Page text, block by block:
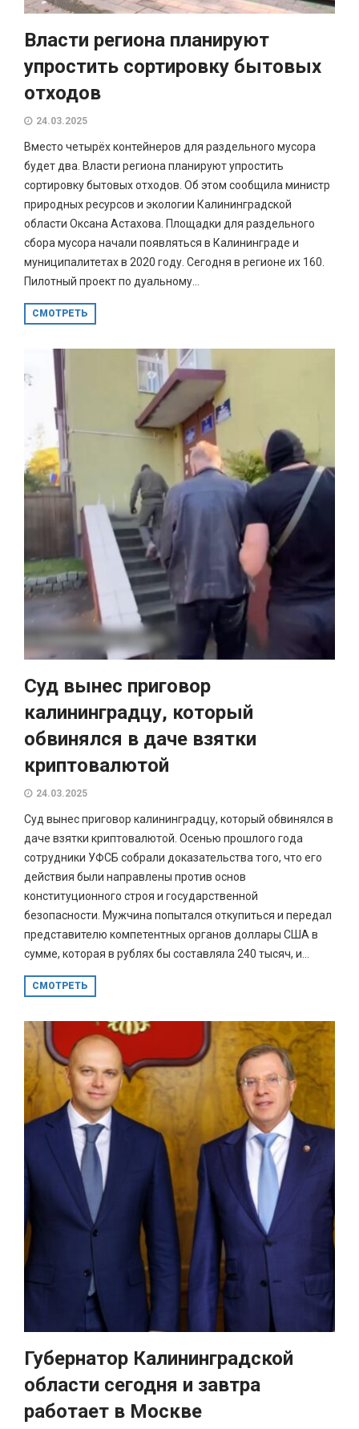
Власти региона планируют
упростить сортировку бытовых
отходов
24.03.2025
Вместо четырёх контейнеров для раздельного мусора
будет два. Власти региона планируют упростить
сортировку бытовых отходов. Об этом сообщила министр
природных ресурсов и экологии Калининградской
области Оксана Астахова. Площадки для раздельного
сбора мусора начали появляться в Калининграде и
муниципалитетах в 2020 году. Сегодня в регионе их 160.
Пилотный проект по дуальному...
СМОТРЕТЬ
Суд вынес приговор
калининградцу, который
обвинялся в даче взятки
криптовалютой
24.03.2025
Суд вынес приговор калининградцу, который обвинялся в
даче взятки криптовалютой. Осенью прошлого года
сотрудники УФСБ собрали доказательства того, что его
действия были направлены против основ
конституционного строя и государственной
безопасности. Мужчина попытался откупиться и передал
представителю компетентных органов доллары США в
сумме, которая в рублях бы составляла 240 тысяч, и...
СМОТРЕТЬ
Губернатор Калининградской
области сегодня и завтра
работает в Москве